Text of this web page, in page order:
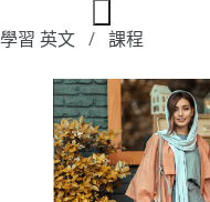
學習 英文 課程